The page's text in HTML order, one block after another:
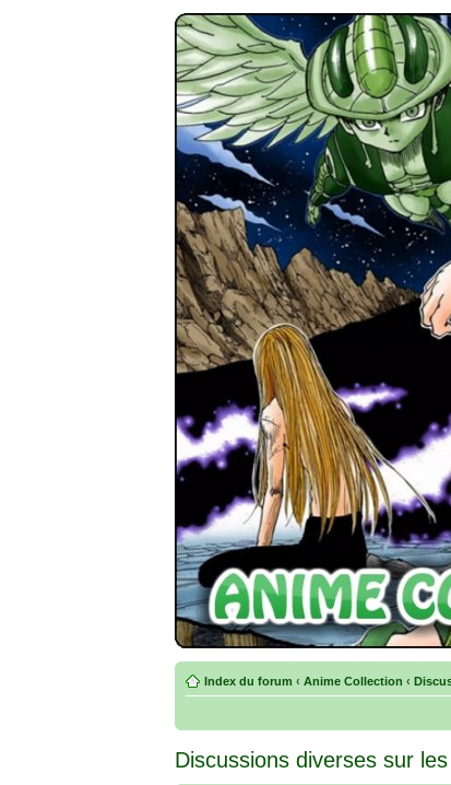
Index du forum ‹ Anime Collection ‹
Discussions diverses sur